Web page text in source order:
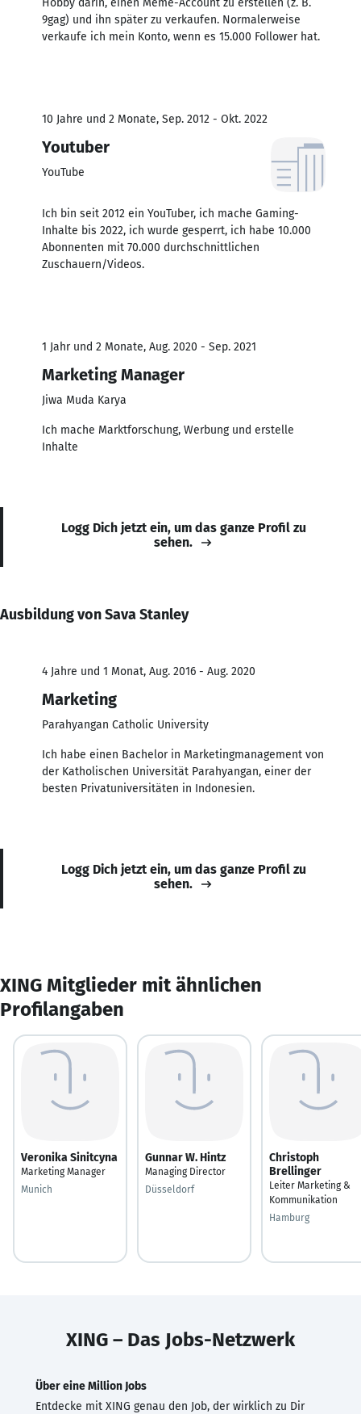
9gag) und ihn später zu verkaufen. Normalerweise
verkaufe ich mein Konto, wenn es 15.000 Follower hat.
10 Jahre und 2 Monate, Sep. 2012 - Okt. 2022
Youtuber
YouTube
Ich bin seit 2012 ein YouTuber, ich mache Gaming-
Inhalte bis 2022, ich wurde gesperrt, ich habe 10.000
Abonnenten mit 70.000 durchschnittlichen
Zuschauern/Videos.
1 Jahr und 2 Monate, Aug. 2020 - Sep. 2021
Marketing Manager
Jiwa Muda Karya
Ich mache Marktforschung, Werbung und erstelle
Inhalte
Logg Dich jetzt ein, um das ganze Profil zu
sehen.
Ausbildung von Sava Stanley
4 Jahre und 1 Monat, Aug. 2016 - Aug. 2020
Marketing
Parahyangan Catholic University
Ich habe einen Bachelor in Marketingmanagement von
der Katholischen Universität Parahyangan, einer der
besten Privatuniversitäten in Indonesien.
Logg Dich jetzt ein, um das ganze Profil zu
sehen.
XING Mitglieder mit ähnlichen
Profilangaben
Veronika Sinitcyna
Marketing Manager
Munich
Gunnar W. Hintz
Managing Director
Düsseldorf
Christoph
Brellinger
Leiter Marketing &
Kommunikation
Hamburg
XING – Das Jobs-Netzwerk
Über eine Million Jobs
Entdecke mit XING genau den Job, der wirklich zu Dir